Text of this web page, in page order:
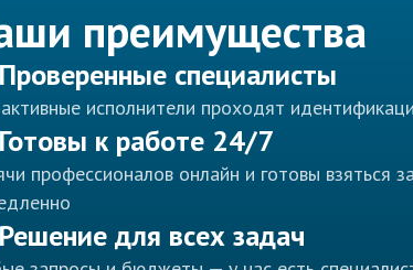
преимущества
Проверенные специалисты
исполнители проходят
Готовы к работе 24/7
профессионалов онлайн и готовы взяться
Решение для всех задач